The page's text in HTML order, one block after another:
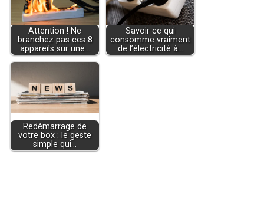
Attention ! Ne
branchez pas ces 8
appareils sur une…
Savoir ce qui
consomme vraiment
de l’électricité à…
Redémarrage de
votre box : le geste
simple qui…